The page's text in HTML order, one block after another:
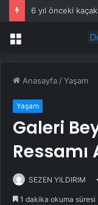
Menü
Anasayfa /Yaşam
Yaşam
Galeri
Ressamı
SEZEN YILDIRIM
1 dakika okuma süresi